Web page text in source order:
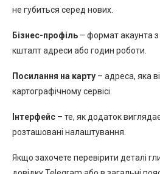
не губиться серед нових.
Бізнес-профіль – формат акаунта
кшталт адреси або годин роботи.
Посилання на карту – адреса, яка
картографічному сервісі.
Інтерфейс – те, як додаток
розташовані налаштування.
Якщо захочете перевірити деталі